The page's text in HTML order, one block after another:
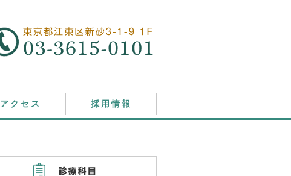
アクセス 採用情報